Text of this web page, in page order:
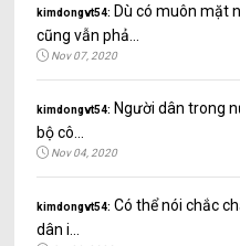
kimdongvt54: Dù có muôn mặt
cũng vẫn phả...
Nov 07, 2020
kimdongvt54: Người dân trong
bộ cô...
Nov 04, 2020
kimdongvt54: Có thể nói chắc
dân i...